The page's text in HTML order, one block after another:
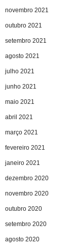
novembro 2021
outubro 2021
setembro 2021
agosto 2021
julho 2021
junho 2021
maio 2021
abril 2021
março 2021
fevereiro 2021
janeiro 2021
dezembro 2020
novembro 2020
outubro 2020
setembro 2020
agosto 2020